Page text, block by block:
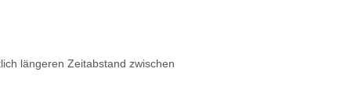
längeren Zeitabstand zwischen